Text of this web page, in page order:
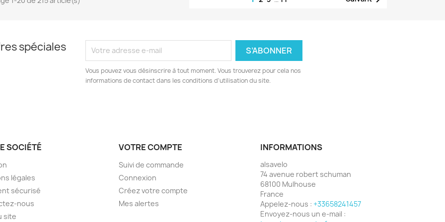
spéciales
Vous pouvez vous désinscrire à tout moment. Vous trouverez pour cela nos
informations de contact dans les conditions d'utilisation du site.
SOCIÉTÉ
légales
sécurisé
nous
site
VOTRE COMPTE
Suivi de commande
Connexion
Créez votre compte
Mes alertes
INFORMATIONS
alsavelo
74 avenue robert schuman
68100 Mulhouse
France
Appelez-nous : +33658241457
Envoyez-nous un e-mail :